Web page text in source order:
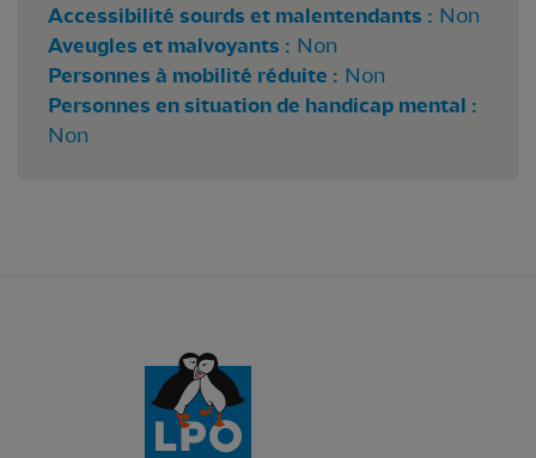
Accessibilité sourds et malentendants : Non
Aveugles et malvoyants : Non
Personnes à mobilité réduite : Non
Personnes en situation de handicap mental :
Non